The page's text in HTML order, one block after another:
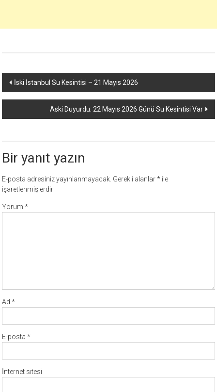
Yazı
dolaşımı
İski İstanbul Su Kesintisi – 21 Mayıs 2026
Aski Duyurdu: 22 Mayıs 2026 Günü Su Kesintisi Var
Bir yanıt yazın
E-posta adresiniz yayınlanmayacak. Gerekli alanlar* ile
işaretlenmişlerdir
Yorum*
Ad*
E-posta*
İnternet sitesi